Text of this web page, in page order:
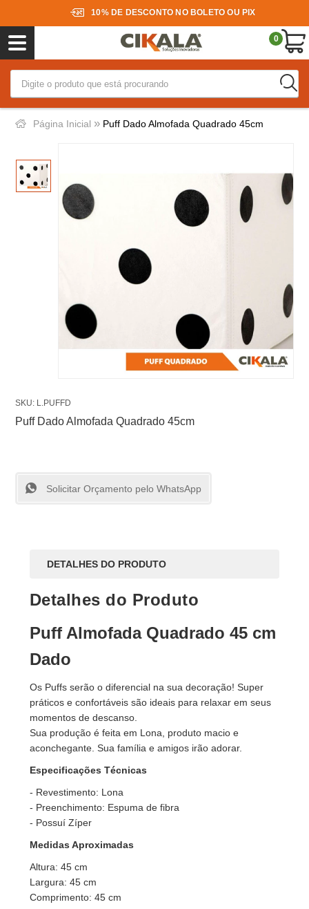
10% DE DESCONTO NO BOLETO OU PIX
0
Página Inicial » Puff Dado Almofada Quadrado 45cm
SKU: L.PUFFD
Puff Dado Almofada Quadrado 45cm
Solicitar Orçamento pelo WhatsApp
DETALHES DO PRODUTO
Detalhes do Produto
Puff Almofada Quadrado 45 cm
Dado
Os Puffs serão o diferencial na sua decoração! Super
práticos e confortáveis são ideais para relaxar em seus
momentos de descanso.
Sua produção é feita em Lona, produto macio e
aconchegante. Sua família e amigos irão adorar.
Especificações Técnicas
- Revestimento: Lona
- Preenchimento: Espuma de fibra
- Possuí Zíper
Medidas Aproximadas
Altura: 45 cm
Largura: 45 cm
Comprimento: 45 cm